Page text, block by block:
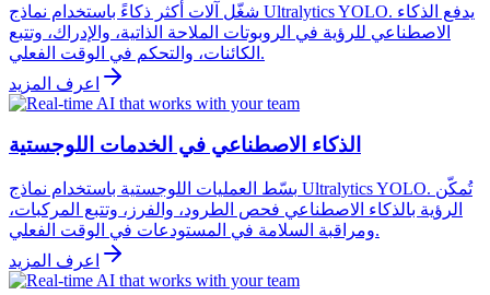
شغّل آلات أكثر ذكاءً باستخدام نماذج Ultralytics YOLO. يدفع الذكاء
الاصطناعي للرؤية في الروبوتات الملاحة الذاتية، والإدراك، وتتبع
الكائنات، والتحكم في الوقت الفعلي.
اعرف المزيد
الذكاء الاصطناعي في الخدمات اللوجستية
بسّط العمليات اللوجستية باستخدام نماذج Ultralytics YOLO. تُمكّن
الرؤية بالذكاء الاصطناعي فحص الطرود، والفرز، وتتبع المركبات،
ومراقبة السلامة في المستودعات في الوقت الفعلي.
اعرف المزيد